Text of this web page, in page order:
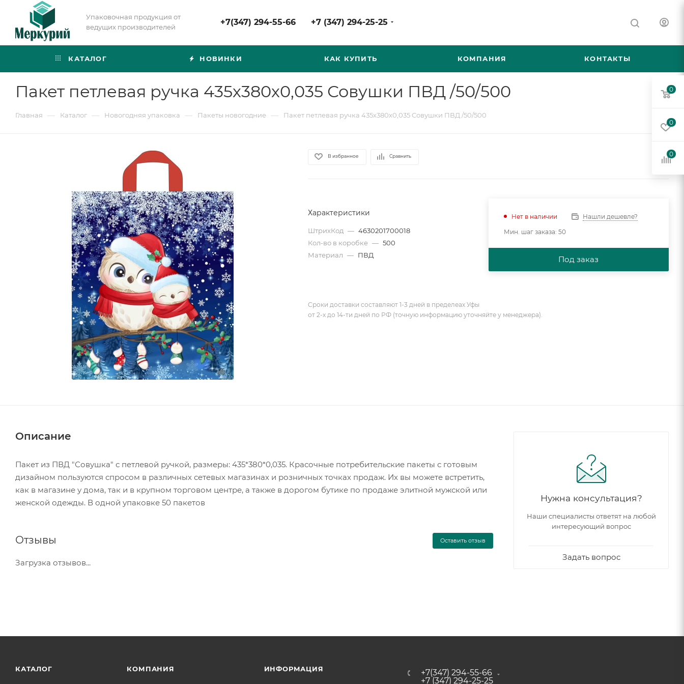
Упаковочная продукция от
ведущих производителей
+7(347) 294-55-66 +7 (347) 294-25-25
КАТАЛОГ НОВИНКИ КАК КУПИТЬ КОМПАНИЯ КОНТАКТЫ
Пакет петлевая ручка 435х380х0,035 Совушки ПВД /50/500
Главная — Каталог — Новогодняя упаковка — Пакеты новогодние — Пакет петлевая ручка 435х380х0,035 Совушки ПВД /50/500
В избранное Сравнить
Характеристики
ШтрихКод — 4630201700018
Кол-во в коробке — 500
Материал — ПВД
Нет в наличии
Нашли дешевле?
Мин. шаг заказа: 50
Под заказ
Сроки доставки составляют 1-3 дней в пределеах Уфы
от 2-х до 14-ти дней по РФ (точную информацию уточняйте у менеджера).
Описание
Пакет из ПВД "Совушка" с петлевой ручкой, размеры: 435*380*0,035. Красочные потребительские пакеты с готовым
дизайном пользуются спросом в различных сетевых магазинах и розничных точках продаж. Их вы можете встретить,
как в магазине у дома, так и в крупном торговом центре, а также в дорогом бутике по продаже элитной мужской или
женской одежды. В одной упаковке 50 пакетов
Отзывы Оставить отзыв
Загрузка отзывов...
Нужна консультация?
Наши специалисты ответят на любой
интересующий вопрос
Задать вопрос
КАТАЛОГ КОМПАНИЯ ИНФОРМАЦИЯ
+7(347) 294-55-66
+7 (347) 294-25-25
0
0
0